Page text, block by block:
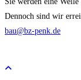
Dennoch sind wir
bau@bz-penk.de